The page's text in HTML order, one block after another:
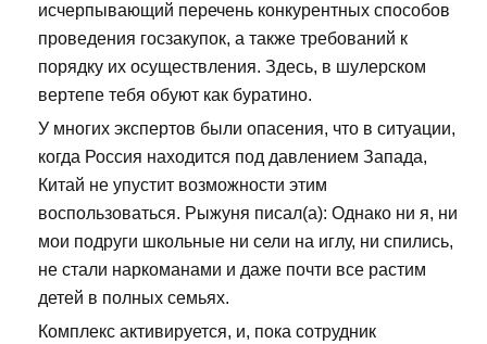
исчерпывающий перечень конкурентных способов
проведения госзакупок, а также требований к
порядку их осуществления. Здесь, в шулерском
вертепе тебя обуют как буратино.
У многих экспертов были опасения, что в ситуации,
когда Россия находится под давлением Запада,
Китай не упустит возможности этим
воспользоваться. Рыжуня писал(а): Однако ни я, ни
мои подруги школьные ни сели на иглу, ни спились,
не стали наркоманами и даже почти все растим
детей в полных семьях.
Комплекс активируется, и, пока сотрудник